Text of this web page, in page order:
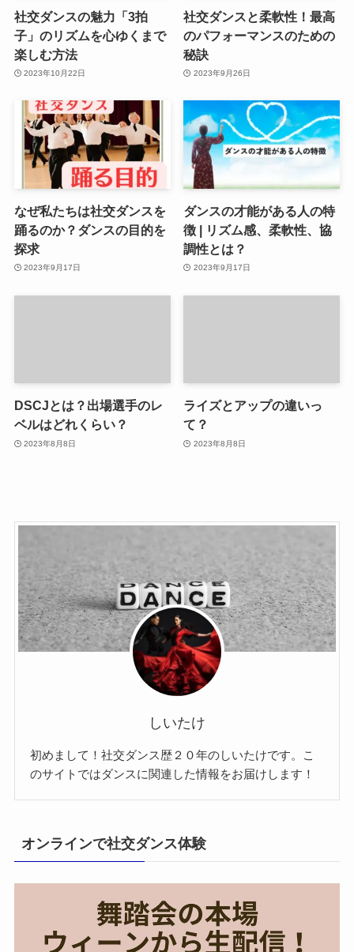
社交ダンスの魅力「3拍
子」のリズムを心ゆくまで
楽しむ方法
2023年10月22日
社交ダンスと柔軟性！最高
のパフォーマンスのための
秘訣
2023年9月26日
なぜ私たちは社交ダンスを
踊るのか？ダンスの目的を
探求
2023年9月17日
ダンスの才能がある人の特
徴 | リズム感、柔軟性、協
調性とは？
2023年9月17日
DSCJとは？出場選手のレ
ベルはどれくらい？
2023年8月8日
ライズとアップの違いっ
て？
2023年8月8日
しいたけ
初めまして！社交ダンス歴２０年のしいたけです。こ
のサイトではダンスに関連した情報をお届けします！
オンラインで社交ダンス体験